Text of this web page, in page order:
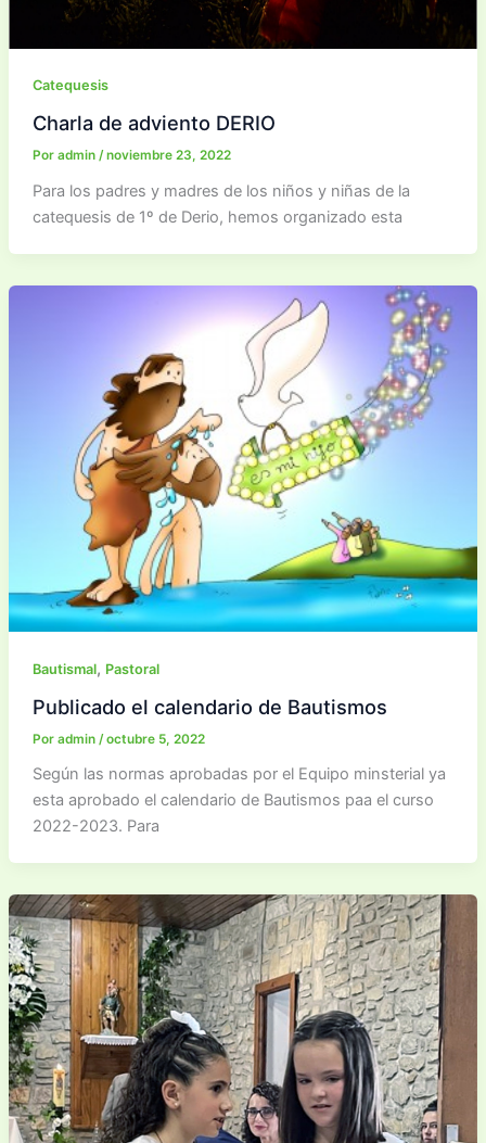
Catequesis
Charla de adviento DERIO
Por admin /noviembre 23, 2022
Para los padres y madres de los niños y niñas de la
catequesis de 1º de Derio, hemos organizado esta
Bautismal, Pastoral
Publicado el calendario de Bautismos
Por admin /octubre 5, 2022
Según las normas aprobadas por el Equipo minsterial ya
esta aprobado el calendario de Bautismos paa el curso
2022-2023. Para